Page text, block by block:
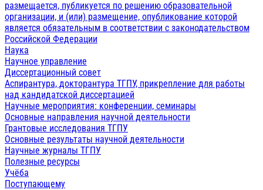
размещается, публикуется по решению образовательной
организации, и (или) размещение, опубликование которой
является обязательным в соответствии с законодательством
Российской Федерации
Наука
Научное управление
Диссертационный совет
Аспирантура, докторантура ТГПУ, прикрепление для работы
над кандидатской диссертацией
Научные мероприятия: конференции, семинары
Основные направления научной деятельности
Грантовые исследования ТГПУ
Основные результаты научной деятельности
Научные журналы ТГПУ
Полезные ресурсы
Учёба
Поступающему